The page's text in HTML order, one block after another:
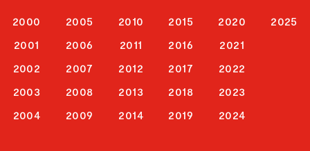
2000
2001
2002
2003
2004
2005
2006
2007
2008
2009
2010
2011
2012
2013
2014
2015
2016
2017
2018
2019
2020
2021
2022
2023
2024
2025